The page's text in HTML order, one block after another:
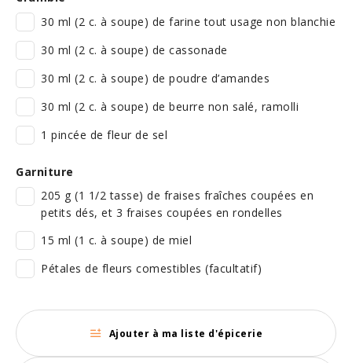
30 ml (2 c. à soupe) de farine tout usage non blanchie
30 ml (2 c. à soupe) de cassonade
30 ml (2 c. à soupe) de poudre d’amandes
30 ml (2 c. à soupe) de beurre non salé, ramolli
1 pincée de fleur de sel
Garniture
205 g (1 1/2 tasse) de fraises fraîches coupées en
petits dés, et 3 fraises coupées en rondelles
15 ml (1 c. à soupe) de miel
Pétales de fleurs comestibles (facultatif)
Ajouter à ma liste d'épicerie